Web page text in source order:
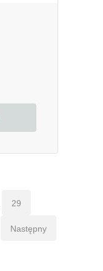
29
Następny